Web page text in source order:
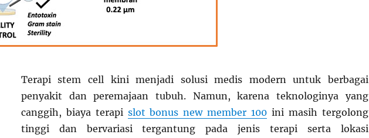
Terapi stem cell kini menjadi solusi medis modern untuk berbagai
penyakit dan peremajaan tubuh. Namun, karena teknologinya yang
canggih, biaya terapi slot bonus new member 100 ini masih tergolong
tinggi dan bervariasi tergantung pada jenis terapi serta lokasi